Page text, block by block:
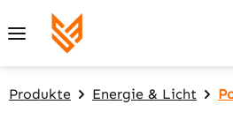
Zum Hauptinhalt springen
Produkte Energie & Licht